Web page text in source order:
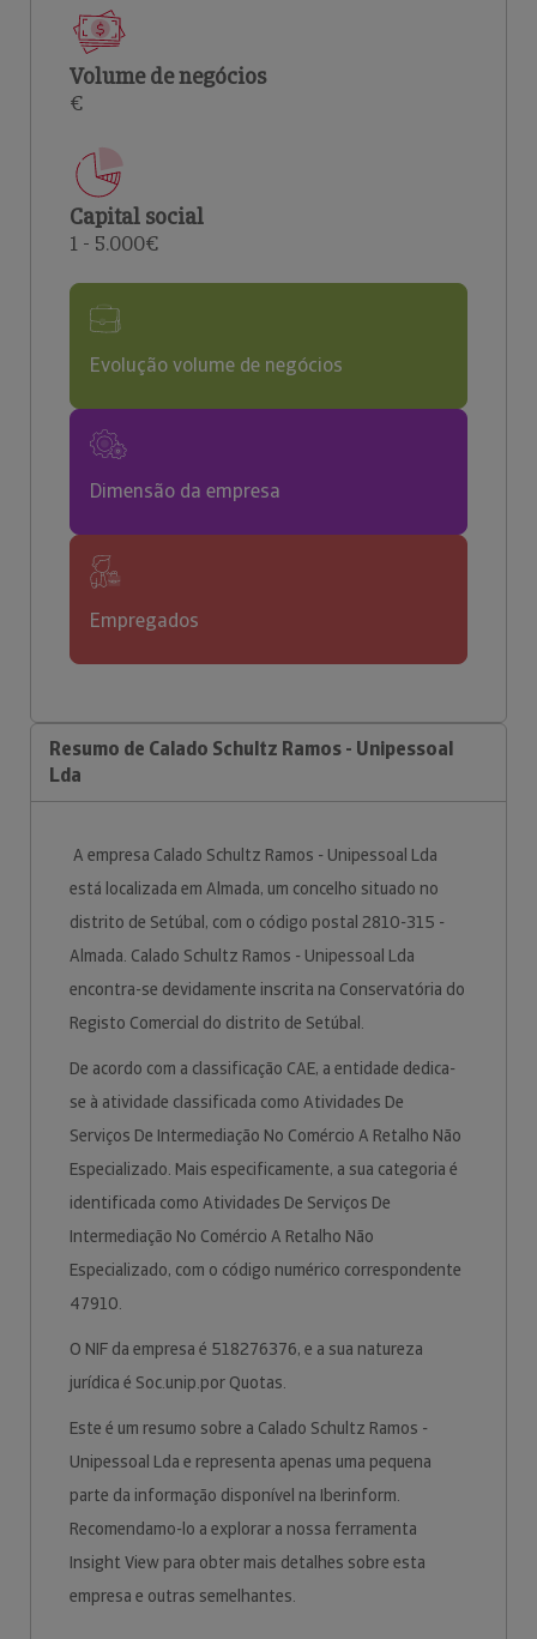
Volume de negócios
€
Capital social
1 - 5.000€
Evolução volume de negócios
Dimensão da empresa
Empregados
Resumo de Calado Schultz Ramos - Unipessoal
Lda
A empresa Calado Schultz Ramos - Unipessoal Lda
está localizada em Almada, um concelho situado no
distrito de Setúbal, com o código postal 2810-315 -
Almada. Calado Schultz Ramos - Unipessoal Lda
encontra-se devidamente inscrita na Conservatória do
Registo Comercial do distrito de Setúbal.
De acordo com a classificação CAE, a entidade dedica-
se à atividade classificada como Atividades De
Serviços De Intermediação No Comércio A Retalho Não
Especializado. Mais especificamente, a sua categoria é
identificada como Atividades De Serviços De
Intermediação No Comércio A Retalho Não
Especializado, com o código numérico correspondente
47910.
O NIF da empresa é 518276376, e a sua natureza
jurídica é Soc.unip.por Quotas.
Este é um resumo sobre a Calado Schultz Ramos -
Unipessoal Lda e representa apenas uma pequena
parte da informação disponível na Iberinform.
Recomendamo-lo a explorar a nossa ferramenta
Insight View para obter mais detalhes sobre esta
empresa e outras semelhantes.